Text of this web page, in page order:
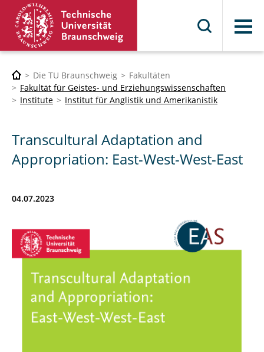
Menü
Die TU Braunschweig
Fakultäten
Fakultät für Geistes- und Erziehungswissenschaften
Institute
Institut für Anglistik und Amerikanistik
Transcultural Adaptation and
Appropriation: East-West-West-East
04.07.2023